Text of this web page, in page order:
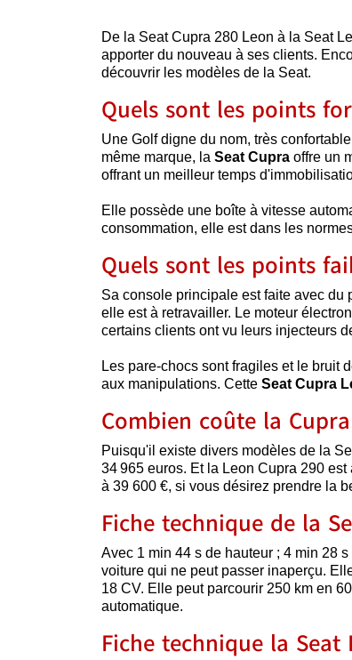
De la Seat Cupra 280 Leon à la Seat
apporter du nouveau à ses clients.
découvrir les modèles de la Seat.
Quels sont les points
Une Golf digne du nom, très
même marque, la Seat Cupra offre un
offrant un meilleur temps
Elle possède une boîte à vitesse
consommation, elle est dans les
Quels sont les points
Sa console principale est faite avec
elle est à retravailler. Le moteur
certains clients ont vu leurs injecteurs
Les pare-chocs sont fragiles et le bruit
aux manipulations. Cette Seat Cupra
Combien coûte la
Puisqu'il existe divers modèles de la
34 965 euros. Et la Leon Cupra 290
à 39 600 €, si vous désirez prendre la
Fiche technique de la
Avec 1 min 44 s de hauteur ; 4 min 28
voiture qui ne peut passer inaperçu.
18 CV. Elle peut parcourir 250 km en
automatique.
Fiche technique la